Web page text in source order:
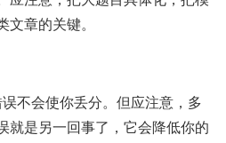
文章的关键。
不会使你丢分。但应注意，多
就是另一回事了，它会降低你的